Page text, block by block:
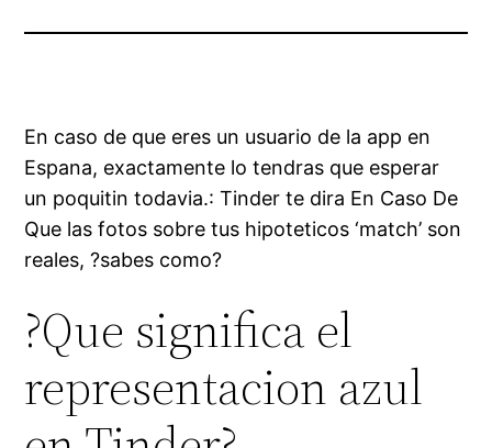
En caso de que eres un usuario de la app en
Espana, exactamente lo tendras que esperar
un poquitin todavia.: Tinder te dira En Caso De
Que las fotos sobre tus hipoteticos ‘match’ son
reales, ?sabes como?
?Que significa el
representacion azul